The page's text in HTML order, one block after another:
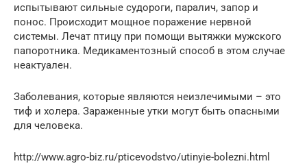
испытывают сильные судороги, паралич, запор и
понос. Происходит мощное поражение нервной
системы. Лечат птицу при помощи вытяжки мужского
папоротника. Медикаментозный способ в этом случае
неактуален.
Заболевания, которые являются неизлечимыми – это
тиф и холера. Зараженные утки могут быть опасными
для человека.
http://www.agro-biz.ru/pticevodstvo/utinyie-bolezni.html